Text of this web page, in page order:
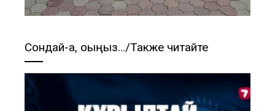
Сондай-ақ, оқыңыз…/Также читайте